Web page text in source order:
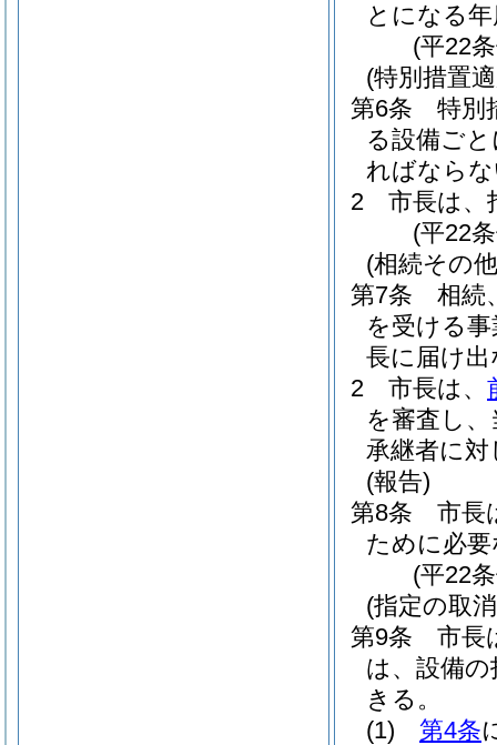
とになる
(平22
(特別措置
第6条
特別
る設備ご
ればなら
2
市長は、
(平22
(相続その
第7条
相続
を受ける
長に届け
2
市長は、
を審査し
承継者に
(報告)
第8条
市長
ために必
(平22
(指定の取
第9条
市長
は、設備
きる。
(1)
第4条